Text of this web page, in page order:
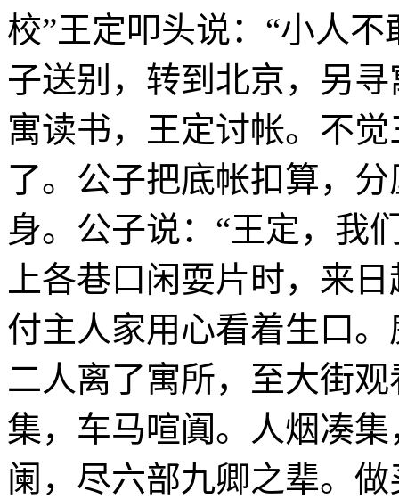
校”王定叩头说：“小人
子送别，转到北京，另
寓读书，王定讨帐。不
了。公子把底帐扣算，
身。公子说：“王定，我
上各巷口闲耍片时，来
付主人家用心看着生口
二人离了寓所，至大街
集，车马喧阗。人烟凑
阑，尽六部九卿之辈。